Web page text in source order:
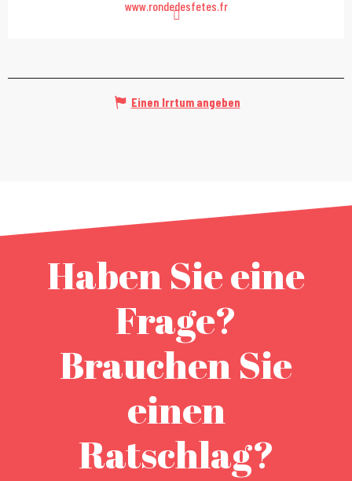
www.rondedesfetes.fr
Einen Irrtum angeben
Haben Sie eine
Frage?
Brauchen Sie
einen
Ratschlag?